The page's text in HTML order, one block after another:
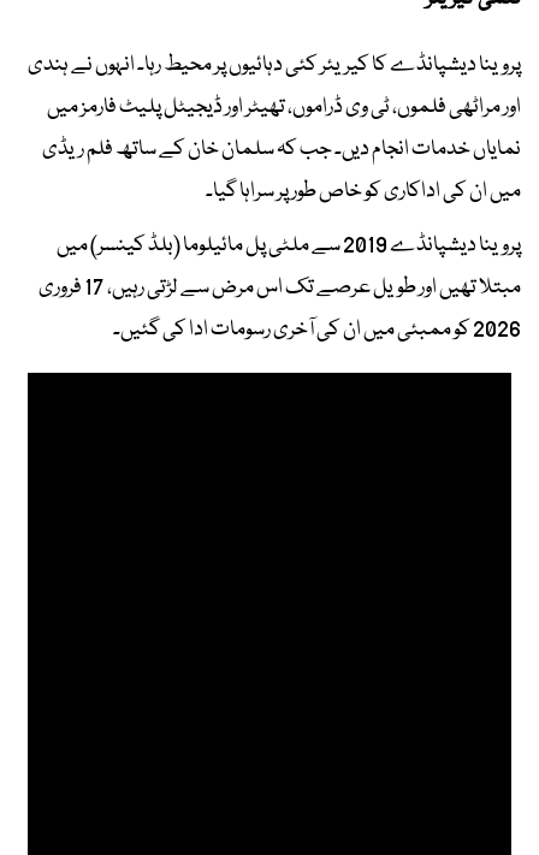
پروینا دیشپانڈے کا کیریئر کئی دہائیوں پر محیط رہا۔ انہوں نے ہندی
اور مراٹھی فلموں، ٹی وی ڈراموں، تھیٹر اور ڈیجیٹل پلیٹ فارمز میں
نمایاں خدمات انجام دیں۔ جب کہ سلمان خان کے ساتھ فلم ریڈی
میں ان کی اداکاری کو خاص طور پر سراہا گیا۔
پروینا دیشپانڈے 2019 سے ملٹی پل مائیلوما (بلڈ کینسر) میں
مبتلا تھیں اور طویل عرصے تک اس مرض سے لڑتی رہیں، 17 فروری
2026 کو ممبئی میں ان کی آخری رسومات ادا کی گئیں۔